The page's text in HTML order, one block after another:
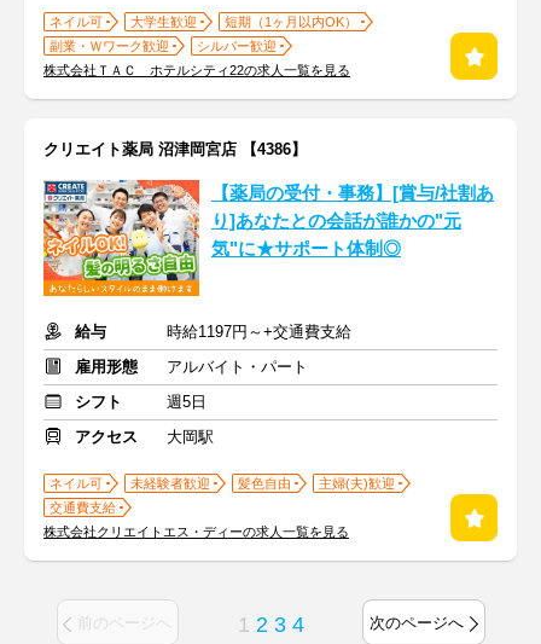
ネイル可 大学生歓迎
短期（1ヶ月以内OK）
副業・Ｗワーク歓迎
シルバー歓迎
株式会社ＴＡＣ ホテルシティ22の求人一覧を見る
クリエイト薬局 沼津岡宮店 【4386】
【薬局の受付・事務】[賞与/社割あ
り]あなたとの会話が誰かの"元
気"に★サポート体制◎
給与
時給1197円～+交通費支給
雇用形態
アルバイト・パート
シフト
週5日
アクセス
大岡駅
ネイル可 未経験者歓迎 髪色自由
主婦(夫)歓迎
交通費支給
株式会社クリエイトエス・ディーの求人一覧を見る
前のページへ 1 2 3 4 次のページへ